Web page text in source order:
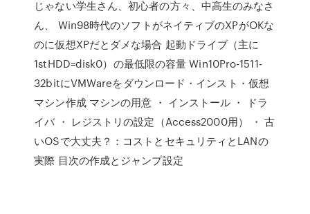
じゃない学生さん、初心者の方々、中高生のみなさ
ん、 Win98時代のソフトがネイティブのXPがOKな
のに仮想XPだとダメな場合 起動ドライブ（主に
1stHDD=disk0）の最低限の容量 Win10Pro-1511-
32bitにVMWareをダウンロード・インスト・仮想
マシン作成 マシンの用意 ・ インストール ・ ドラ
イバ ・ レジストリの設定（Access2000用） ・ 古
いOSで大丈夫？：コストとセキュリティとLANの
実際 目次の作成とジャンプ設定